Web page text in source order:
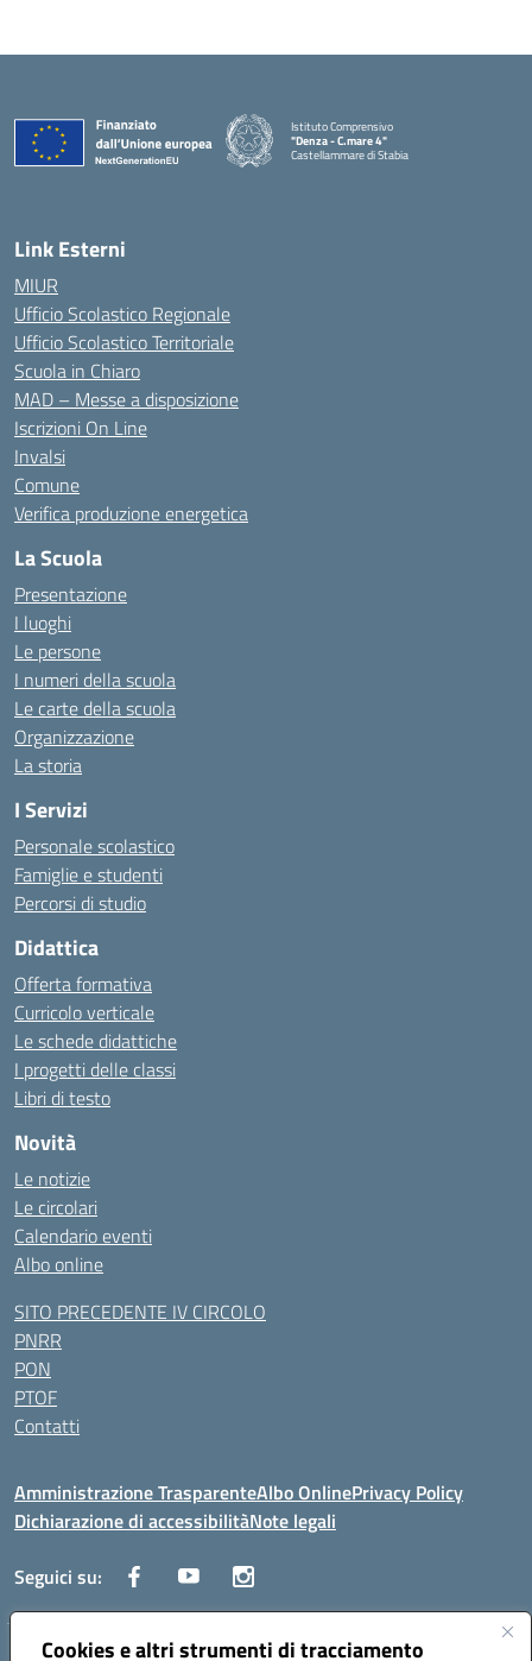
Cookies e altri strumenti di tracciamento
Istituto Comprensivo
"Denza - C.mare 4"
Castellammare di Stabia
Link Esterni
MIUR
Ufficio Scolastico Regionale
Ufficio Scolastico Territoriale
Scuola in Chiaro
MAD – Messe a disposizione
Iscrizioni On Line
Invalsi
Comune
Verifica produzione energetica
La Scuola
Presentazione
I luoghi
Le persone
I numeri della scuola
Le carte della scuola
Organizzazione
La storia
I Servizi
Personale scolastico
Famiglie e studenti
Percorsi di studio
Didattica
Offerta formativa
Curricolo verticale
Le schede didattiche
I progetti delle classi
Libri di testo
Novità
Le notizie
Le circolari
Calendario eventi
Albo online
SITO PRECEDENTE IV CIRCOLO
PNRR
PON
PTOF
Contatti
Amministrazione TrasparenteAlbo OnlinePrivacy Policy
Dichiarazione di accessibilitàNote legali
Seguici su: